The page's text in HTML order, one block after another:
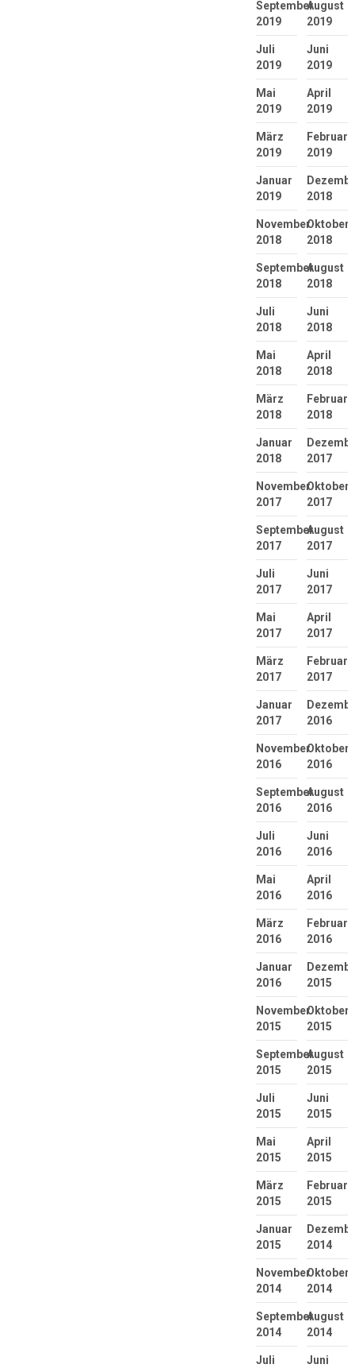
September
2019
August
2019
Juli
2019
Juni
2019
Mai
2019
April
2019
März
2019
Februar
2019
Januar
2019
2018
November
2018
Oktober
2018
September
2018
August
2018
Juli
2018
Juni
2018
Mai
2018
April
2018
März
2018
Februar
2018
Januar
2018
2017
November
2017
Oktober
2017
September
2017
August
2017
Juli
2017
Juni
2017
Mai
2017
April
2017
März
2017
Februar
2017
Januar
2017
2016
November
2016
Oktober
2016
September
2016
August
2016
Juli
2016
Juni
2016
Mai
2016
April
2016
März
2016
Februar
2016
Januar
2016
2015
November
2015
Oktober
2015
September
2015
August
2015
Juli
2015
Juni
2015
Mai
2015
April
2015
März
2015
Februar
2015
Januar
2015
2014
November
2014
Oktober
2014
September
2014
August
2014
Juli
Juni